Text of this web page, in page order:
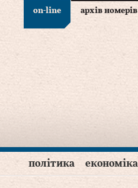
on-line архів номерів
політика економіка